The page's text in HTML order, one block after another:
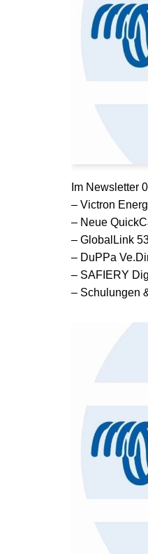
Im Newsletter
– Victron
– Neue
– GlobalLink
– DuPPa
– SAFIERY
– Schulungen